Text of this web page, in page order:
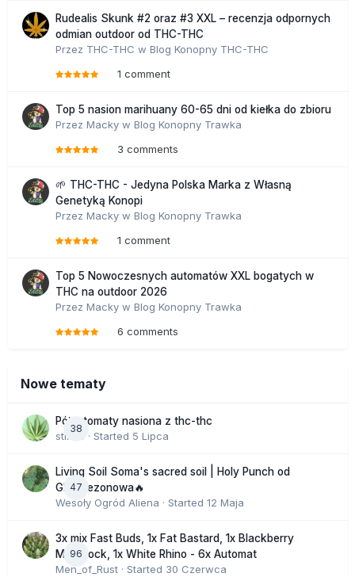
Rudealis Skunk #2 oraz #3 XXL – recenzja odpornych
odmian outdoor od THC-THC
Przez THC-THC w Blog Konopny THC-THC
1 comment
Top 5 nasion marihuany 60-65 dni od kiełka do zbioru
Przez Macky w Blog Konopny Trawka
3 comments
🌱 THC-THC - Jedyna Polska Marka z Własną
Genetyką Konopi
Przez Macky w Blog Konopny Trawka
1 comment
Top 5 Nowoczesnych automatów XXL bogatych w
THC na outdoor 2026
Przez Macky w Blog Konopny Trawka
6 comments
Nowe tematy
38
Półautomaty nasiona z thc-thc
stix33 · Started 5 Lipca
47
Living Soil Soma's sacred soil | Holy Punch od
GHS sezonowa🔥
Wesoły Ogród Aliena · Started 12 Maja
96
3x mix Fast Buds, 1x Fat Bastard, 1x Blackberry
Moonrock, 1x White Rhino - 6x Automat
Men_of_Rust · Started 30 Czerwca